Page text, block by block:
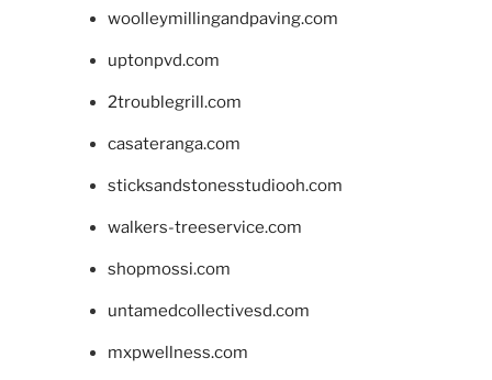
woolleymillingandpaving.com
uptonpvd.com
2troublegrill.com
casateranga.com
sticksandstonesstudiooh.com
walkers-treeservice.com
shopmossi.com
untamedcollectivesd.com
mxpwellness.com